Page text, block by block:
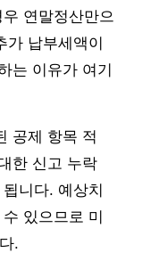
연말정산만으
납부세액이
는 이유가 여기
공제 항목 적
한 신고 누락
니다. 예상치
있으므로 미
.